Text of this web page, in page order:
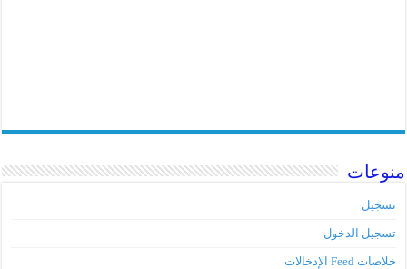
منوعات
تسجيل
تسجيل الدخول
خلاصات Feed الإدخالات